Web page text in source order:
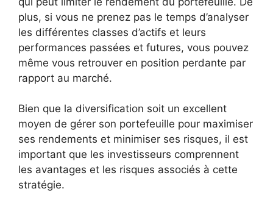
plus, si vous ne prenez pas le temps d’analyser
les différentes classes d’actifs et leurs
performances passées et futures, vous pouvez
même vous retrouver en position perdante par
rapport au marché.
Bien que la diversification soit un excellent
moyen de gérer son portefeuille pour maximiser
ses rendements et minimiser ses risques, il est
important que les investisseurs comprennent
les avantages et les risques associés à cette
stratégie.